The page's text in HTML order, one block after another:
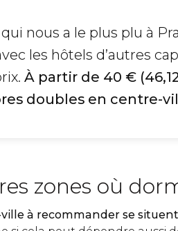
qui nous a le plus plu à
les hôtels d’autres
À partir de 40 €
doubles en centre-
zones où
à recommander se